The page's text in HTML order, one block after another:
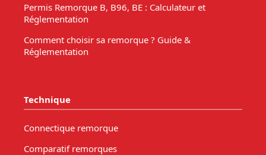
Permis Remorque B, B96, BE : Calculateur et
Réglementation
Comment choisir sa remorque ? Guide &
Réglementation
Technique
Connectique remorque
Comparatif remorques